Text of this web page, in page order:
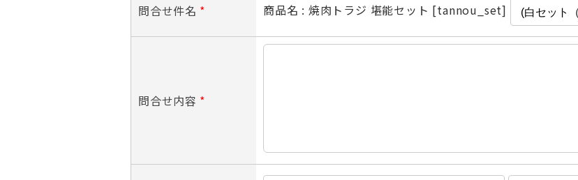
問合せ件名 * 商品名 : 焼肉トラジ 堪能セット [tannou_set]
問合せ内容 *